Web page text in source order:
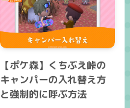
【ポケ森】くちぶえ峠の
キャンパーの入れ替え方
と強制的に呼ぶ方法